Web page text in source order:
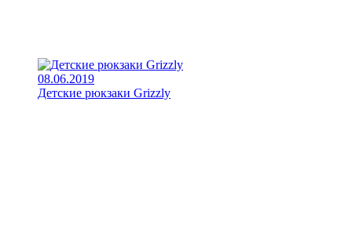
08.06.2019
Детские рюкзаки Grizzly